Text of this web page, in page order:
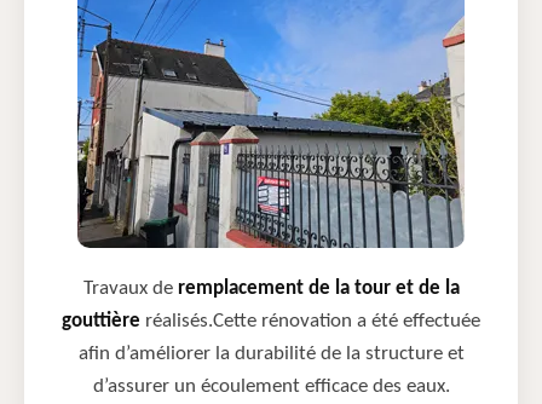
Travaux de remplacement de la tour et de la
gouttière réalisés.Cette rénovation a été effectuée
afin d’améliorer la durabilité de la structure et
d’assurer un écoulement efficace des eaux.